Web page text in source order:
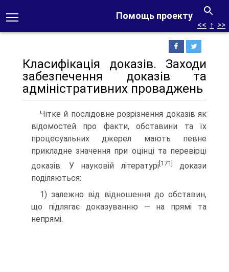
Помощь проекту
<< ↑ >>
Класифікація доказів. Заходи
забезпечення доказів та
адміністративних проваджень
Чітке й послідовне розрізнення доказів як
відомостей про факти, обставини та їх
процесуальних джерел мають певне
прикладне значення при оцінці та перевірці
доказів. У науковій літературі[171]
докази
поділяються:
1) залежно від відношення до обставин,
що підлягає дока­зуванню — на прямі та
непрямі.